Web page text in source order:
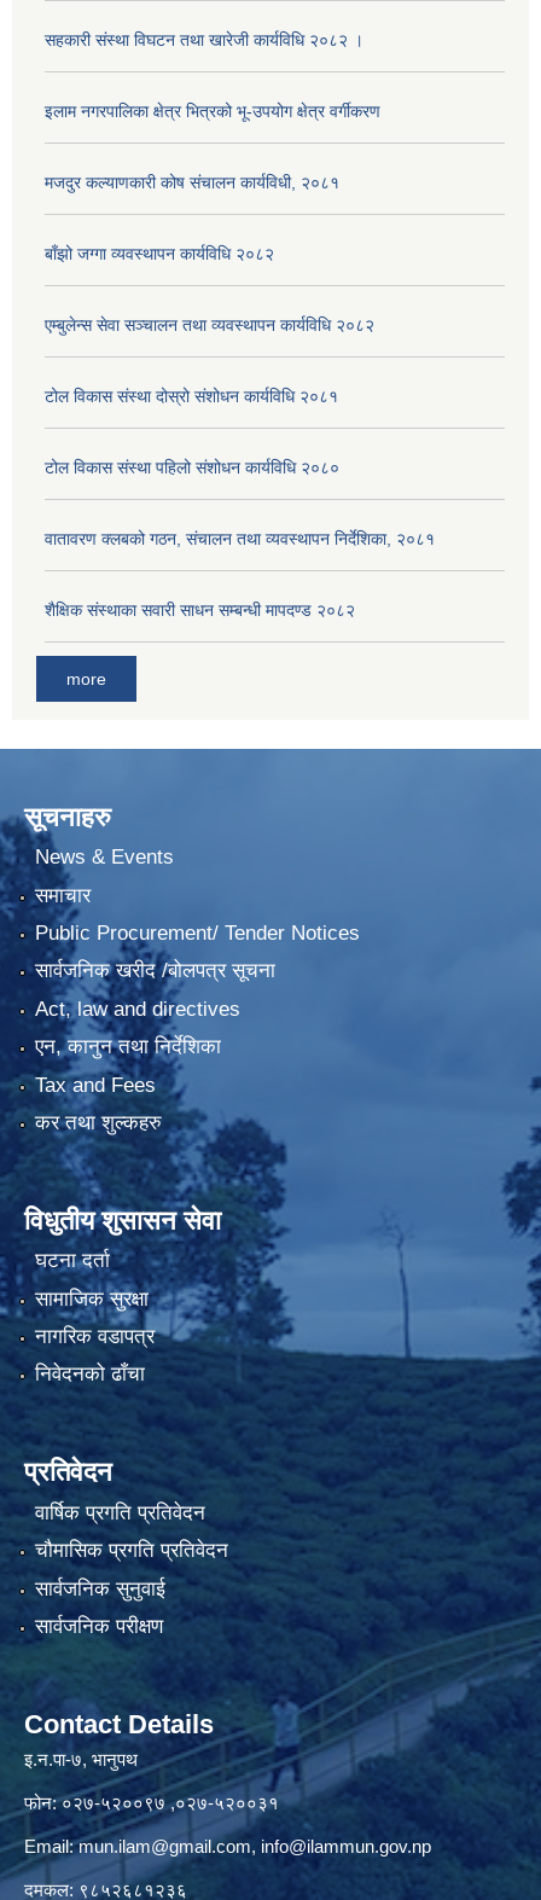
सहकारी संस्था विघटन तथा खारेजी कार्यविधि २०८२ ।
इलाम नगरपालिका क्षेत्र भित्रको भू-उपयोग क्षेत्र वर्गीकरण
मजदुर कल्याणकारी कोष संचालन कार्यविधी, २०८१
बाँझो जग्गा व्यवस्थापन कार्यविधि २०८२
एम्बुलेन्स सेवा सञ्चालन तथा व्यवस्थापन कार्यविधि २०८२
टोल विकास संस्था दोस्रो संशोधन कार्यविधि २०८१
टोल विकास संस्था पहिलो संशोधन कार्यविधि २०८०
वातावरण क्लबको गठन, संचालन तथा व्यवस्थापन निर्देशिका, २०८१
शैक्षिक संस्थाका सवारी साधन सम्बन्धी मापदण्ड २०८२
more
सूचनाहरु
News & Events
समाचार
Public Procurement/ Tender Notices
सार्वजनिक खरीद /बोलपत्र सूचना
Act, law and directives
एन, कानुन तथा निर्देशिका
Tax and Fees
कर तथा शुल्कहरु
विधुतीय शुसासन सेवा
घटना दर्ता
सामाजिक सुरक्षा
नागरिक वडापत्र
निवेदनको ढाँचा
प्रतिवेदन
वार्षिक प्रगति प्रतिवेदन
चौमासिक प्रगति प्रतिवेदन
सार्वजनिक सुनुवाई
सार्वजनिक परीक्षण
Contact Details
इ.न.पा-७, भानुपथ
फोन: ०२७-५२००९७ ,०२७-५२००३१
Email:mun.ilam@gmail.com, info@ilammun.gov.np
दमकल: ९८५२६८१२३६